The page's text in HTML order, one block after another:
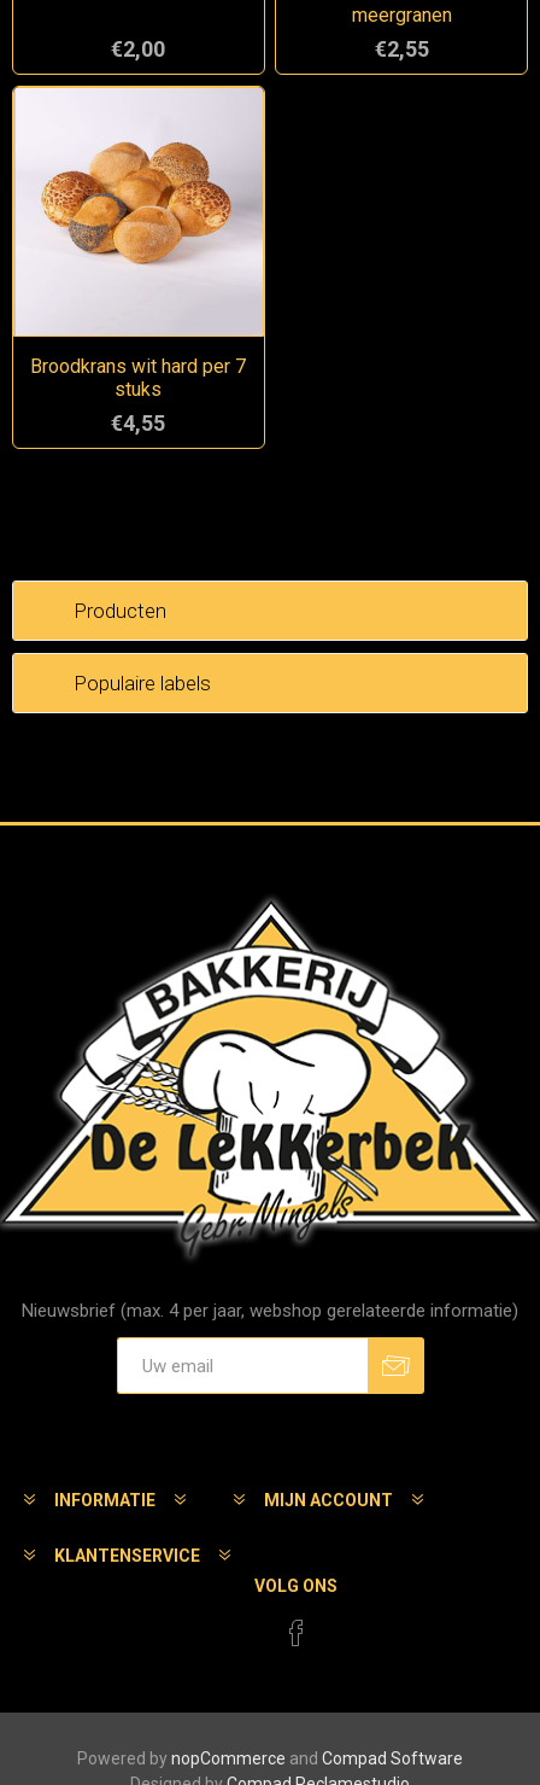
€2,00
meergranen
€2,55
Broodkrans wit hard per 7
stuks
€4,55
Producten
Populaire labels
Nieuwsbrief (max. 4 per jaar, webshop gerelateerde informatie)
INFORMATIE MIJN ACCOUNT
KLANTENSERVICE
VOLG ONS
Powered bynopCommerce and Compad Software